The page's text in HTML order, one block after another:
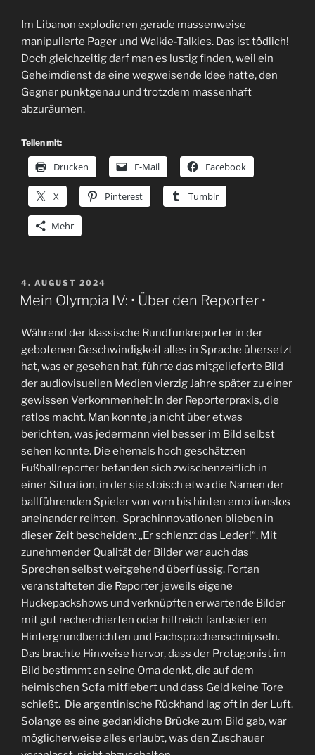
Im Libanon explodieren gerade massenweise
manipulierte Pager und Walkie-Talkies. Das ist tödlich!
Doch gleichzeitig darf man es lustig finden, weil ein
Geheimdienst da eine wegweisende Idee hatte, den
Gegner punktgenau und trotzdem massenhaft
abzuräumen.
Teilen mit:
Drucken E-Mail Facebook
X Pinterest Tumblr
Mehr
VERÖFFENTLICHT
AM
4. AUGUST 2024
Mein Olympia IV: • Über den Reporter •
Während der klassische Rundfunkreporter in der
gebotenen Geschwindigkeit alles in Sprache übersetzt
hat, was er gesehen hat, führte das mitgelieferte Bild
der audiovisuellen Medien vierzig Jahre später zu einer
gewissen Verkommenheit in der Reporterpraxis, die
ratlos macht. Man konnte ja nicht über etwas
berichten, was jedermann viel besser im Bild selbst
sehen konnte. Die ehemals hoch geschätzten
Fußballreporter befanden sich zwischenzeitlich in
einer Situation, in der sie stoisch etwa die Namen der
ballführenden Spieler von vorn bis hinten emotionslos
aneinander reihten. Sprachinnovationen blieben in
dieser Zeit bescheiden: „Er schlenzt das Leder!“. Mit
zunehmender Qualität der Bilder war auch das
Sprechen selbst weitgehend überflüssig. Fortan
veranstalteten die Reporter jeweils eigene
Huckepackshows und verknüpften erwartende Bilder
mit gut recherchierten oder hilfreich fantasierten
Hintergrundberichten und Fachsprachenschnipseln.
Das brachte Hinweise hervor, dass der Protagonist im
Bild bestimmt an seine Oma denkt, die auf dem
heimischen Sofa mitfiebert und dass Geld keine Tore
schießt. Die argentinische Rückhand lag oft in der Luft.
Solange es eine gedankliche Brücke zum Bild gab, war
möglicherweise alles erlaubt, was den Zuschauer